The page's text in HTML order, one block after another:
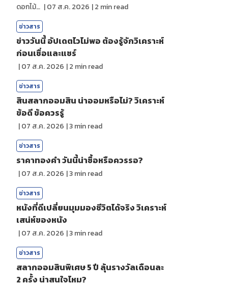
ดอกไม้กับสายน้ำ |07 ส.ค. 2026 |2 min read
ข่าวสาร
ข่าววันนี้ อัปเดตไวไม่พอ ต้องรู้จักวิเคราะห์
ก่อนเชื่อและแชร์
|07 ส.ค. 2026 |2 min read
ข่าวสาร
สินสลากออมสิน น่าออมหรือไม่? วิเคราะห์
ข้อดี ข้อควรรู้
|07 ส.ค. 2026 |3min read
ข่าวสาร
ราคาทองคํา วันนี้น่าซื้อหรือควรรอ?
|07 ส.ค. 2026 |3min read
ข่าวสาร
หนังที่ดีเปลี่ยนมุมมองชีวิตได้จริง วิเคราะห์
เสน่ห์ของหนัง
|07 ส.ค. 2026 |3min read
ข่าวสาร
สลากออมสินพิเศษ 5 ปี ลุ้นรางวัลเดือนละ
2 ครั้ง น่าสนใจไหม?